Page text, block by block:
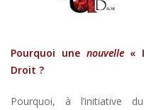
Pourquoi une nouvelle «
Droit ?
Pourquoi, à l’initiative